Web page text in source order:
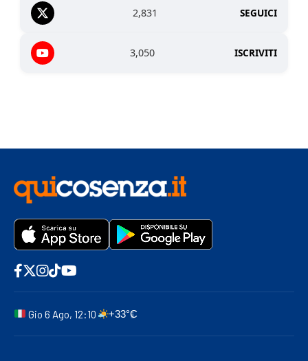
2,831 SEGUICI
3,050 ISCRIVITI
Gio 6 Ago, 12:10 +33°C